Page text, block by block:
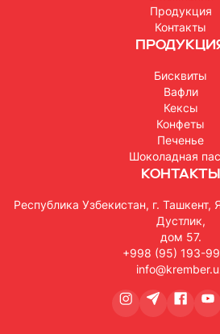
Продукция
Контакты
Бисквиты
Вафли
Кексы
Конфеты
Печенье
Шоколадная
Контакты
Республика Узбекистан, г. Ташкент,
Дустлик,
дом 57.
+998 (95) 193-